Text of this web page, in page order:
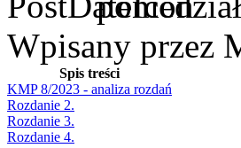
Wpisany przez
Spis treści
KMP 8/2023 - analiza rozdań
Rozdanie 2.
Rozdanie 3.
Rozdanie 4.